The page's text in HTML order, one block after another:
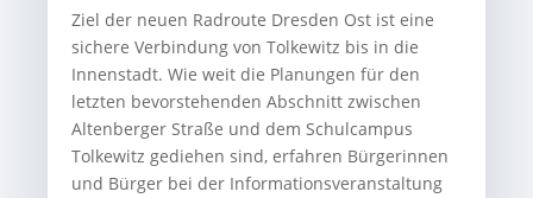
Ziel der neuen Radroute Dresden Ost ist eine
sichere Verbindung von Tolkewitz bis in die
Innenstadt. Wie weit die Planungen für den
letzten bevorstehenden Abschnitt zwischen
Altenberger Straße und dem Schulcampus
Tolkewitz gediehen sind, erfahren Bürgerinnen
und Bürger bei der Informationsveranstaltung